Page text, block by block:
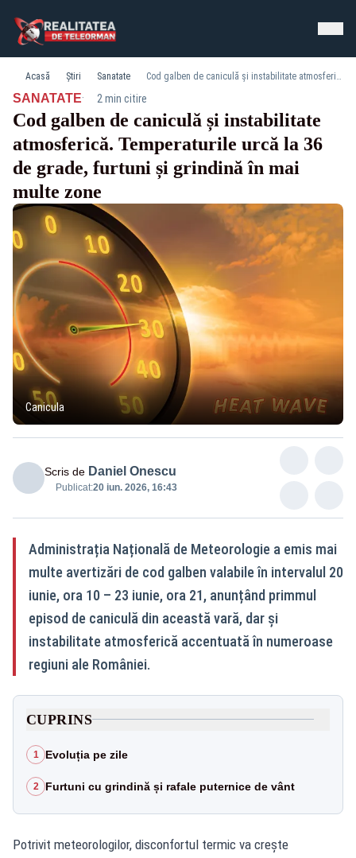
Acasă Știri Sanatate Cod galben de caniculă și instabilitate atmosferică. Temperaturile urcă la 36 de grade, furtuni și grindină în mai multe zone
SANATATE· 2 min citire
Cod galben de caniculă și instabilitate
atmosferică. Temperaturile urcă la 36
de grade, furtuni și grindină în mai
multe zone
Canicula
Scris de Daniel Onescu
Publicat:20 iun. 2026, 16:43
Administrația Națională de Meteorologie a emis mai
multe avertizări de cod galben valabile în intervalul 20
iunie, ora 10 – 23 iunie, ora 21, anunțând primmul
episod de caniculă din această vară, dar și
instabilitate atmosferică accentuată în numeroase
regiuni ale României.
CUPRINS
1 Evoluția pe zile
2 Furtuni cu grindină și rafale puternice de vânt
Potrivit meteorologilor, disconfortul termic va crește